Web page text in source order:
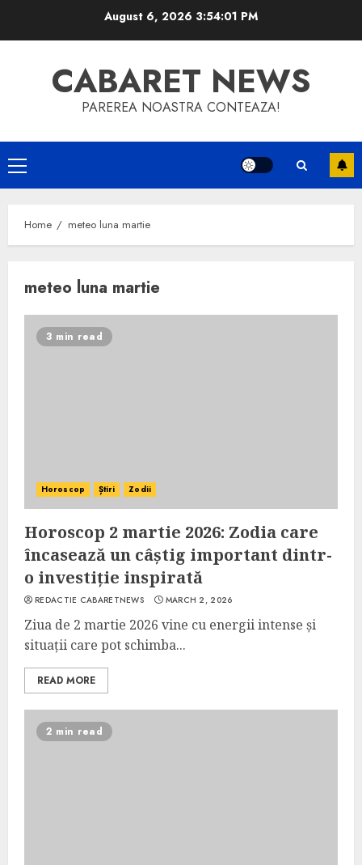
August 6, 2026 3:54:01 PM
CABARET NEWS
PAREREA NOASTRA CONTEAZA!
Primary
Menu
Home meteo luna martie
meteo luna martie
3 min read
Horoscop Știri Zodii
Horoscop 2 martie 2026: Zodia care
încasează un câștig important dintr-
o investiție inspirată
REDACTIE CABARETNEWS MARCH 2, 2026
Ziua de 2 martie 2026 vine cu energii intense și
situații care pot schimba...
READ MORE
2 min read